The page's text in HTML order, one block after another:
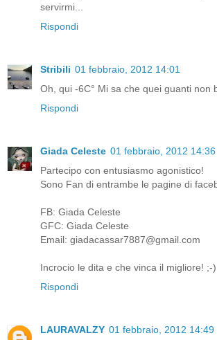
servirmi...
Rispondi
Stribili 01 febbraio, 2012 14:01
Oh, qui -6C° Mi sa che quei guanti non
Rispondi
Giada Celeste 01 febbraio, 2012 14:36
Partecipo con entusiasmo agonistico!
Sono Fan di entrambe le pagine di
FB: Giada Celeste
GFC: Giada Celeste
Email: giadacassar7887@gmail.com
Incrocio le dita e che vinca il migliore! ;-)
Rispondi
LAURAVALZY 01 febbraio, 2012 14:49